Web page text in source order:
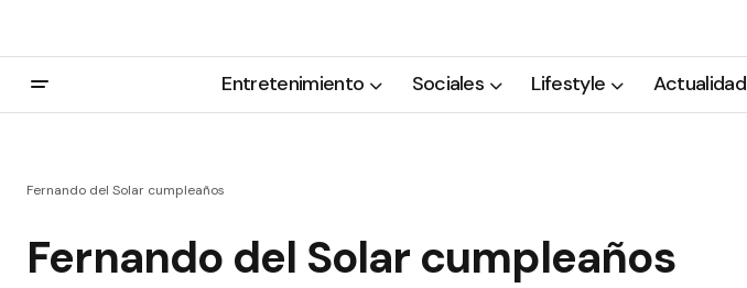
Entretenimiento Sociales Lifestyle Actualidad
Fernando del Solar cumpleaños
Fernando del Solar cumpleaños